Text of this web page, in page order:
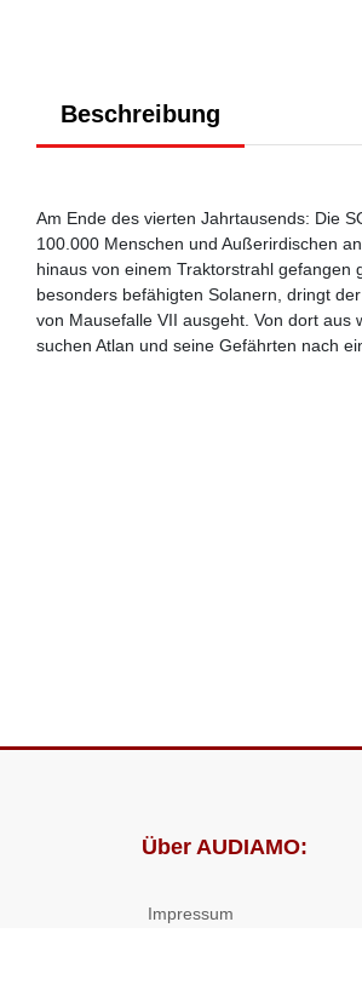
Beschreibung
Am Ende des vierten Jahrtausends: Die
100.000 Menschen und Außerirdischen
hinaus von einem Traktorstrahl gefangen
besonders befähigten Solanern, dringt
von Mausefalle VII ausgeht. Von dort aus
suchen Atlan und seine Gefährten nach
Über AUDIAMO:
Impressum